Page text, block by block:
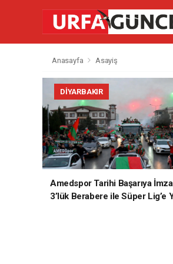
Anasayfa Asayiş
DIYARBAKIR
Amedspor Tarihi Başarıya
3’lük Berabere ile Süper Lig’e